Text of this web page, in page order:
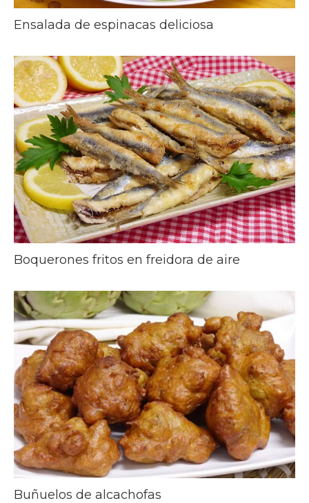
Ensalada de espinacas deliciosa
Boquerones fritos en freidora de aire
Buñuelos de alcachofas